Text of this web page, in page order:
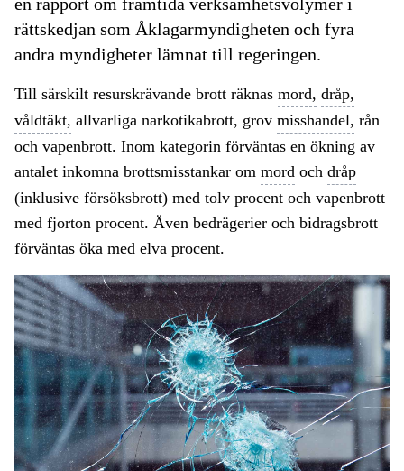
rättskedjan som Åklagarmyndigheten och fyra
andra myndigheter lämnat till regeringen.
Till särskilt resurskrävande brott räknas mord, dråp,
våldtäkt, allvarliga narkotikabrott, grov misshandel, rån
och vapenbrott. Inom kategorin förväntas en ökning av
antalet inkomna brottsmisstankar om mord och dråp
(inklusive försöksbrott) med tolv procent och vapenbrott
med fjorton procent. Även bedrägerier och bidragsbrott
förväntas öka med elva procent.